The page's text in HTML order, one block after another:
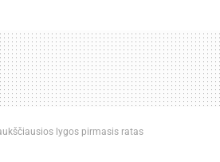
lygos pirmasis ratas